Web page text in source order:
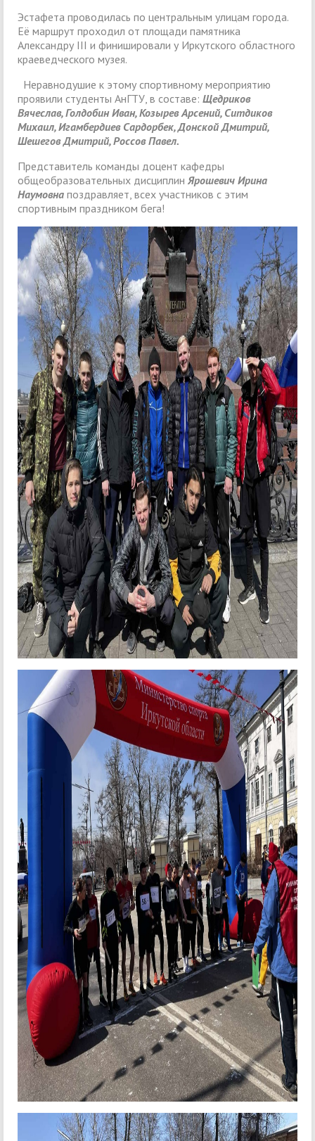
Эстафета проводилась по центральным улицам города.
Её маршрут проходил от площади памятника
Александру III и финишировали у Иркутского областного
краеведческого музея.
Неравнодушие к этому спортивному мероприятию
проявили студенты АнГТУ, в составе: Щедриков
Вячеслав, Голдобин Иван, Козырев Арсений, Ситдиков
Михаил, Игамбердиев Сардорбек, Донской Дмитрий,
Шешегов Дмитрий, Россов Павел.
Представитель команды доцент кафедры
общеобразовательных дисциплин Ярошевич Ирина
Наумовна поздравляет, всех участников с этим
спортивным праздником бега!